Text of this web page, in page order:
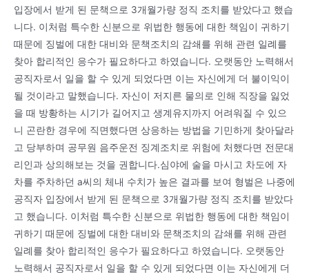
입장에서 받게 된 문책으로 3개월가량 정직 조치를 받았다고 했습
니다. 이처럼 특수한 신분으로 위법한 행동에 대한 책임이 귀하기
때문에 징벌에 대한 대비와 문책조치의 감쇄를 위해 관련 일례를
찾아 합리적인 응수가 필요하다고 하였습니다. 오랫동안 노력해서
공직자로서 일을 할 수 있게 되었다면 이는 자신에게 더 불이익이
될 것이라고 말했습니다. 자신이 저지른 물의로 인해 직장을 잃었
을 때 방황하는 시기가 길어지고 생계유지까지 어려워질 수 있으
니 곤란한 경우에 직면했다면 상응하는 방법을 기민하게 찾아달라
고 당부하며 공무원 음주운전 징계조치로 위험에 처했다면 전문대
리인과 상의해보는 것을 권합니다.심야에 술을 마시고 차도에 자
차를 주차하던 a씨의 체내 수치가 높은 결과를 보여 형벌은 나중에
공직자 입장에서 받게 된 문책으로 3개월가량 정직 조치를 받았다
고 했습니다. 이처럼 특수한 신분으로 위법한 행동에 대한 책임이
귀하기 때문에 징벌에 대한 대비와 문책조치의 감쇄를 위해 관련
일례를 찾아 합리적인 응수가 필요하다고 하였습니다. 오랫동안
노력해서 공직자로서 일을 할 수 있게 되었다면 이는 자신에게 더